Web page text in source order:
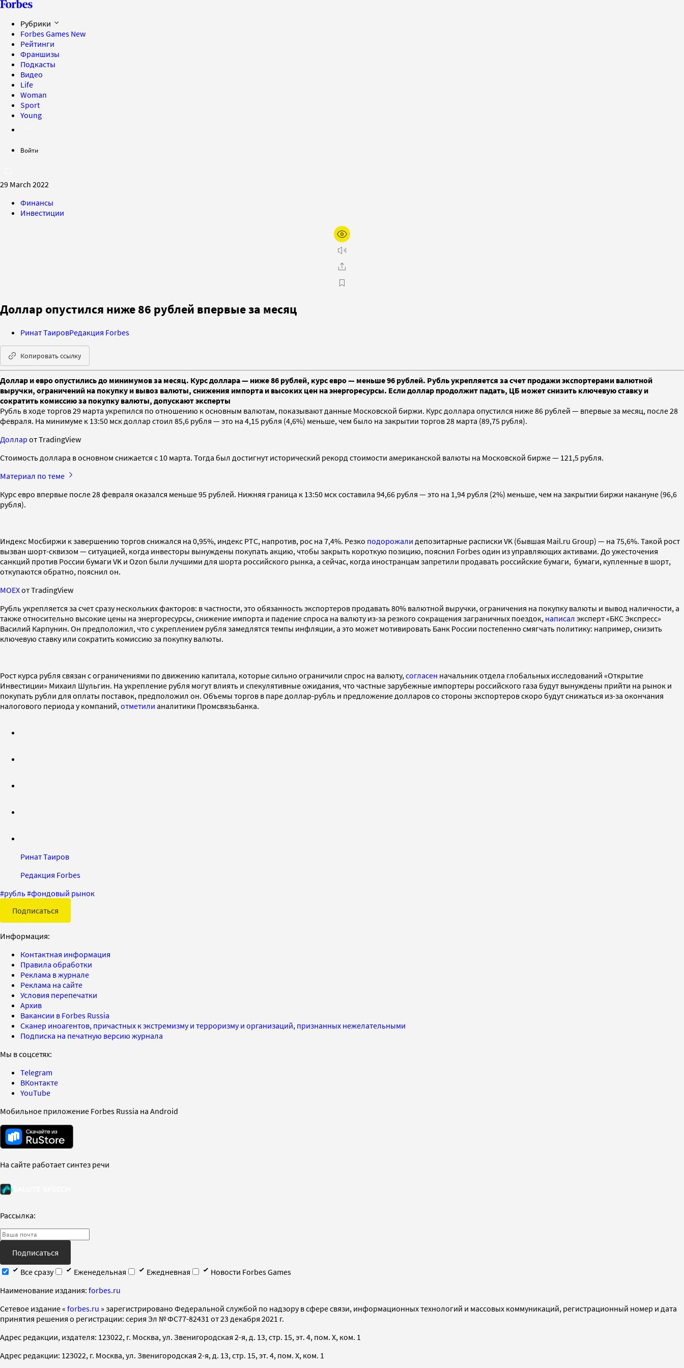
Рубрики
Forbes Games New
Рейтинги
Франшизы
Подкасты
Видео
Life
Woman
Sport
Young
Войти
29 March 2022
Финансы
Инвестиции
Доллар опустился ниже 86 рублей впервые за месяц
Ринат ТаировРедакция Forbes
Копировать ссылку
Доллар и евро опустились до минимумов за месяц. Курс доллара — ниже 86 рублей, курс евро — меньше 96 рублей. Рубль укрепляется за счет продажи экспортерами валютной
выручки, ограничений на покупку и вывоз валюты, снижения импорта и высоких цен на энергоресурсы. Если доллар продолжит падать, ЦБ может снизить ключевую ставку и
сократить комиссию за покупку валюты, допускают эксперты
Рубль в ходе торгов 29 марта укрепился по отношению к основным валютам, показывают данные Московской биржи. Курс доллара опустился ниже 86 рублей — впервые за месяц, после 28
февраля. На минимуме к 13:50 мск доллар стоил 85,6 рубля — это на 4,15 рубля (4,6%) меньше, чем было на закрытии торгов 28 марта (89,75 рубля).
Доллар от TradingView
Стоимость доллара в основном снижается с 10 марта. Тогда был достигнут исторический рекорд стоимости американской валюты на Московской бирже — 121,5 рубля.
Материал по теме
Курс евро впервые после 28 февраля оказался меньше 95 рублей. Нижняя граница к 13:50 мск составила 94,66 рубля — это на 1,94 рубля (2%) меньше, чем на закрытии биржи накануне (96,6
рубля).
Индекс Мосбиржи к завершению торгов снижался на 0,95%, индекс РТС, напротив, рос на 7,4%. Резко подорожали депозитарные расписки VK (бывшая Mail.ru Group) — на 75,6%. Такой рост
вызван шорт-сквизом — ситуацией, когда инвесторы вынуждены покупать акцию, чтобы закрыть короткую позицию, пояснил Forbes один из управляющих активами. До ужесточения
санкций против России бумаги VK и Ozon были лучшими для шорта российского рынка, а сейчас, когда иностранцам запретили продавать российские бумаги, бумаги, купленные в шорт,
откупаются обратно, пояснил он.
MOEXот TradingView
Рубль укрепляется за счет сразу нескольких факторов: в частности, это обязанность экспортеров продавать 80% валютной выручки, ограничения на покупку валюты и вывод наличности, а
также относительно высокие цены на энергоресурсы, снижение импорта и падение спроса на валюту из-за резкого сокращения заграничных поездок, написал эксперт «БКС Экспресс»
Василий Карпунин. Он предположил, что с укреплением рубля замедлятся темпы инфляции, а это может мотивировать Банк России постепенно смягчать политику: например, снизить
ключевую ставку или сократить комиссию за покупку валюты.
Рост курса рубля связан с ограничениями по движению капитала, которые сильно ограничили спрос на валюту, согласен начальник отдела глобальных исследований «Открытие
Инвестиции» Михаил Шульгин. На укрепление рубля могут влиять и спекулятивные ожидания, что частные зарубежные импортеры российского газа будут вынуждены прийти на рынок и
покупать рубли для оплаты поставок, предположил он. Объемы торгов в паре доллар-рубль и предложение долларов со стороны экспортеров скоро будут снижаться из-за окончания
налогового периода у компаний, отметили аналитики Промсвязьбанка.
Ринат Таиров
Редакция Forbes
#рубль#фондовый рынок
Подписаться
Информация:
Контактная информация
Правила обработки
Реклама в журнале
Реклама на сайте
Условия перепечатки
Архив
Вакансии в Forbes Russia
Сканер иноагентов, причастных к экстремизму и терроризму и организаций, признанных нежелательными
Подписка на печатную версию журнала
Мы в соцсетях:
Telegram
ВКонтакте
YouTube
Мобильное приложение Forbes Russia на Android
На сайте работает синтез речи
Рассылка:
Подписаться
Все сразу
Еженедельная Ежедневная
Новости Forbes Games
Наименование издания: forbes.ru
Cетевое издание « forbes.ru » зарегистрировано Федеральной службой по надзору в сфере связи, информационных технологий и массовых коммуникаций, регистрационный номер и дата
принятия решения о регистрации: серия Эл № ФС77-82431 от 23 декабря 2021 г.
Адрес редакции, издателя: 123022, г. Москва, ул. Звенигородская 2-я, д. 13, стр. 15, эт. 4, пом. X, ком. 1
Адрес редакции: 123022, г. Москва, ул. Звенигородская 2-я, д. 13, стр. 15, эт. 4, пом. X, ком. 1